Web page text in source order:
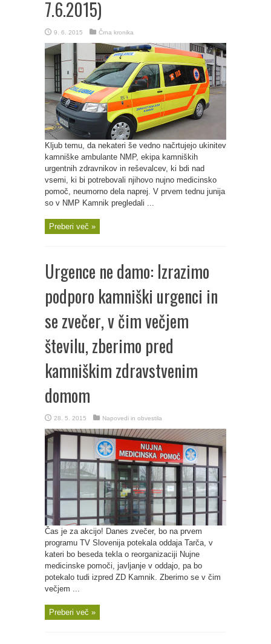
7.6.2015)
9. 6. 2015 Črna kronika
Kljub temu, da nekateri še vedno načrtujejo ukinitev
kamniške ambulante NMP, ekipa kamniških
urgentnih zdravnikov in reševalcev, ki bdi nad
vsemi, ki bi potrebovali njihovo nujno medicinsko
pomoč, neumorno dela naprej. V prvem tednu junija
so v NMP Kamnik pregledali ...
Preberi več »
Urgence ne damo: Izrazimo
podporo kamniški urgenci in
se zvečer, v čim večjem
številu, zberimo pred
kamniškim zdravstvenim
domom
28. 5. 2015 Napovedi in obvestila
Čas je za akcijo! Danes zvečer, bo na prvem
programu TV Slovenija potekala oddaja Tarča, v
kateri bo beseda tekla o reorganizaciji Nujne
medicinske pomoči, javljanje v oddajo, pa bo
potekalo tudi izpred ZD Kamnik. Zberimo se v čim
večjem ...
Preberi več »